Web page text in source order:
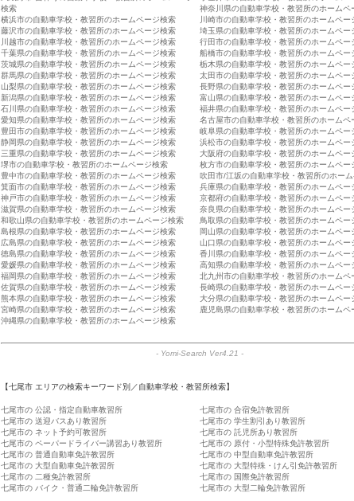
検索
神奈川県の自動車学校・教習所のホームペ
横浜市の自動車学校・教習所のホームページ検索
川崎市の自動車学校・教習所のホームペー
藤沢市の自動車学校・教習所のホームページ検索
埼玉県の自動車学校・教習所のホームペー
川越市の自動車学校・教習所のホームページ検索
行田市の自動車学校・教習所のホームペー
千葉県の自動車学校・教習所のホームページ検索
船橋市の自動車学校・教習所のホームペー
茨城県の自動車学校・教習所のホームページ検索
栃木県の自動車学校・教習所のホームペー
群馬県の自動車学校・教習所のホームページ検索
太田市の自動車学校・教習所のホームペー
山梨県の自動車学校・教習所のホームページ検索
長野県の自動車学校・教習所のホームペー
新潟県の自動車学校・教習所のホームページ検索
富山県の自動車学校・教習所のホームペー
石川県の自動車学校・教習所のホームページ検索
福井県の自動車学校・教習所のホームペー
愛知県の自動車学校・教習所のホームページ検索
名古屋市の自動車学校・教習所のホームペ
豊田市の自動車学校・教習所のホームページ検索
岐阜県の自動車学校・教習所のホームペー
静岡県の自動車学校・教習所のホームページ検索
浜松市の自動車学校・教習所のホームペー
三重県の自動車学校・教習所のホームページ検索
大阪府の自動車学校・教習所のホームペー
堺市の自動車学校・教習所のホームページ検索
枚方市の自動車学校・教習所のホームペー
豊中市の自動車学校・教習所のホームページ検索
吹田市/江坂の自動車学校・教習所のホー
箕面市の自動車学校・教習所のホームページ検索
兵庫県の自動車学校・教習所のホームペー
神戸市の自動車学校・教習所のホームページ検索
京都府の自動車学校・教習所のホームペー
滋賀県の自動車学校・教習所のホームページ検索
奈良県の自動車学校・教習所のホームペー
和歌山県の自動車学校・教習所のホームページ検索
鳥取県の自動車学校・教習所のホームペー
島根県の自動車学校・教習所のホームページ検索
岡山県の自動車学校・教習所のホームペー
広島県の自動車学校・教習所のホームページ検索
山口県の自動車学校・教習所のホームペー
徳島県の自動車学校・教習所のホームページ検索
香川県の自動車学校・教習所のホームペー
愛媛県の自動車学校・教習所のホームページ検索
高知県の自動車学校・教習所のホームペー
福岡県の自動車学校・教習所のホームページ検索
北九州市の自動車学校・教習所のホームペ
佐賀県の自動車学校・教習所のホームページ検索
長崎県の自動車学校・教習所のホームペー
熊本県の自動車学校・教習所のホームページ検索
大分県の自動車学校・教習所のホームペー
宮崎県の自動車学校・教習所のホームページ検索
鹿児島県の自動車学校・教習所のホームペ
沖縄県の自動車学校・教習所のホームページ検索
- Yomi-Search Ver4.21 -
【七尾市 エリアの検索キーワード別／自動車学校・教習所検索】
七尾市の 公認・指定自動車教習所
七尾市の 合宿免許教習所
七尾市の 送迎バスあり教習所
七尾市の 学生割引あり教習所
七尾市の ネット予約可教習所
七尾市の 託児所あり教習所
七尾市の ペーパードライバー講習あり教習所
七尾市の 原付・小型特殊免許教習所
七尾市の 普通自動車免許教習所
七尾市の 中型自動車免許教習所
七尾市の 大型自動車免許教習所
七尾市の 大型特殊・けん引免許教習所
七尾市の 二種免許教習所
七尾市の 国際免許教習所
七尾市の バイク・普通二輪免許教習所
七尾市の 大型二輪免許教習所